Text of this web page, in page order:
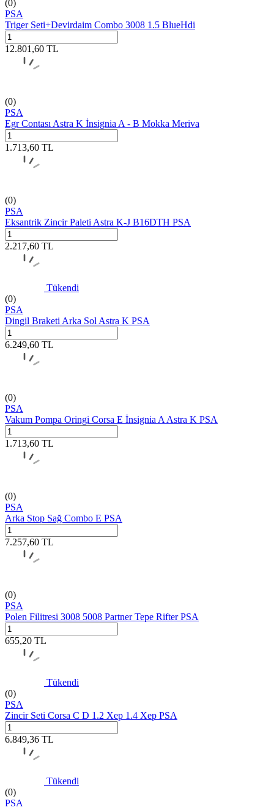
(0)
PSA
Triger Seti+Devirdaim Combo 3008 1.5 BlueHdi
12.801,60 TL
(0)
PSA
Egr Contası Astra K İnsignia A - B Mokka Meriva
1.713,60 TL
(0)
PSA
Eksantrik Zincir Paleti Astra K-J B16DTH PSA
2.217,60 TL
Tükendi
(0)
PSA
Dingil Braketi Arka Sol Astra K PSA
6.249,60 TL
(0)
PSA
Vakum Pompa Oringi Corsa E İnsignia A Astra K PSA
1.713,60 TL
(0)
PSA
Arka Stop Sağ Combo E PSA
7.257,60 TL
(0)
PSA
Polen Filitresi 3008 5008 Partner Tepe Rifter PSA
655,20 TL
Tükendi
(0)
PSA
Zincir Seti Corsa C D 1.2 Xep 1.4 Xep PSA
6.849,36 TL
Tükendi
(0)
PSA